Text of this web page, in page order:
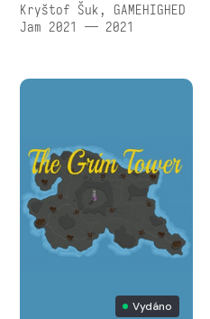
Kryštof Šuk, GAMEHIGHED
Jam 2021 — 2021
Vydáno